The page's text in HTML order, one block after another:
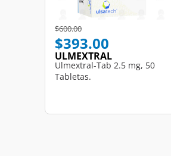
Price reduced from
$600.00to
$393.00
ULMEXTRAL
Ulmextral-Tab 2.5 mg, 50
Tabletas.